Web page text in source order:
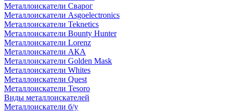
Металлоискатели Сварог
Металлоискатели Asgoelectronics
Металлоискатели Teknetics
Металлоискатели Bounty Hunter
Металлоискатели Lorenz
Металлоискатели АКА
Металлоискатели Golden Mask
Металлоискатели Whites
Металлоискатели Quest
Металлоискатели Tesoro
Виды металлоискателей
Металлоискатели б/у